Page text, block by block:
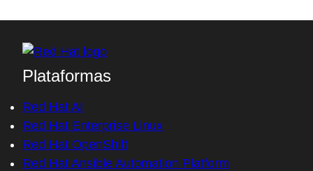
Plataformas
Red Hat AI
Red Hat Enterprise Linux
Red Hat OpenShift
Red Hat Ansible Automation Platform